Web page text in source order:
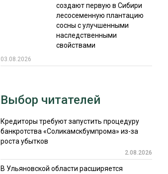
создают первую в Сибири
лесосеменную плантацию
сосны с улучшенными
наследственными
свойствами
03.08.2026
Выбор читателей
Кредиторы требуют запустить процедуру
банкротства «Соликамскбумпрома» из-за
роста убытков
2.08.2026
В Ульяновской области расширяется